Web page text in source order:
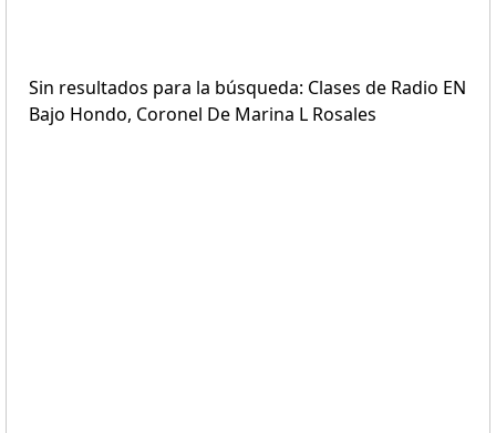
Sin resultados para la búsqueda: Clases de Radio EN
Bajo Hondo, Coronel De Marina L Rosales